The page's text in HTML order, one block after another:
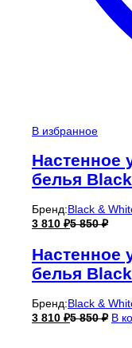
В избранное
Настенное
белья
Бренд:Black &
3 810 ₽5 850₽
Настенное
белья
Бренд:Black &
3 810 ₽5 850₽ В